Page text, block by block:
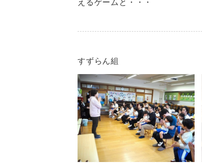
えるゲームと・・・
すずらん組